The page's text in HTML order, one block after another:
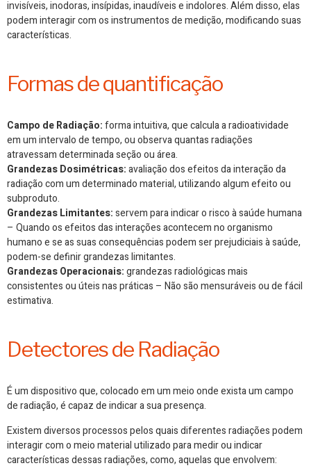
invisíveis, inodoras, insípidas, inaudíveis e indolores. Além disso, elas
podem interagir com os instrumentos de medição, modificando suas
características.
Formas de quantificação
Campo de Radiação:forma intuitiva, que calcula a radioatividade
em um intervalo de tempo, ou observa quantas radiações
atravessam determinada seção ou área.
Grandezas Dosimétricas:avaliação dos efeitos da interação da
radiação com um determinado material, utilizando algum efeito ou
subproduto.
Grandezas Limitantes:servem para indicar o risco à saúde humana
– Quando os efeitos das interações acontecem no organismo
humano e se as suas consequências podem ser prejudiciais à saúde,
podem-se definir grandezas limitantes.
Grandezas Operacionais:grandezas radiológicas mais
consistentes ou úteis nas práticas – Não são mensuráveis ou de fácil
estimativa.
Detectores de Radiação
É um dispositivo que, colocado em um meio onde exista um campo
de radiação, é capaz de indicar a sua presença.
Existem diversos processos pelos quais diferentes radiações podem
interagir com o meio material utilizado para medir ou indicar
características dessas radiações, como, aquelas que envolvem: